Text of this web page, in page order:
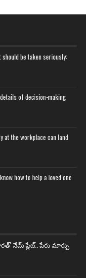
be taken seriously:
of decision-making
at the workplace can land
how to help a loved one
నేమ్ ప్లేట్‌.. పేరు మార్పు